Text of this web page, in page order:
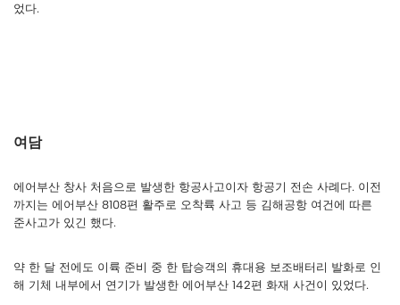
었다.
여담
에어부산 창사 처음으로 발생한 항공사고이자 항공기 전손 사례다. 이전
까지는 에어부산 8108편 활주로 오착륙 사고 등 김해공항 여건에 따른
준사고가 있긴 했다.
약 한 달 전에도 이륙 준비 중 한 탑승객의 휴대용 보조배터리 발화로 인
해 기체 내부에서 연기가 발생한 에어부산 142편 화재 사건이 있었다.